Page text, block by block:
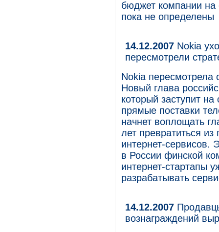
бюджет компании
пока не определены
14.12.2007 Nokia
пересмотрели
Nokia пересмотрела
Новый глава
который заступит на
прямые поставки
начнет воплощать
лет превратиться
интернет-сервисов.
в России финской
интернет-стартапы
разрабатывать
14.12.2007
вознаграждений